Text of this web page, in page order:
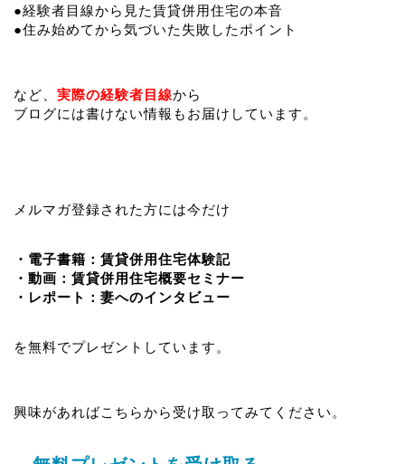
●経験者目線から見た賃貸併用住宅の本音
●住み始めてから気づいた失敗したポイント
など、 実際の経験者目線から
ブログには書けない情報もお届けしています。
メルマガ登録された方には今だけ
・電子書籍：賃貸併用住宅体験記
・動画：賃貸併用住宅概要セミナー
・レポート：妻へのインタビュー
を無料でプレゼントしています。
興味があればこちらから受け取ってみてください。